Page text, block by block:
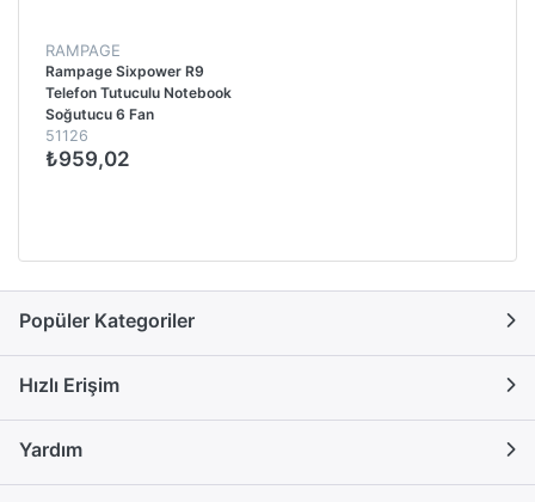
RAMPAGE
Rampage Sixpower R9
Telefon Tutuculu Notebook
Soğutucu 6 Fan
51126
₺959,02
Popüler Kategoriler
Hızlı Erişim
Yardım